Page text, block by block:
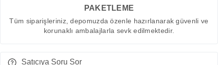
PAKETLEME
Tüm siparişleriniz, depomuzda özenle hazırlanarak güvenli ve
korunaklı ambalajlarla sevk edilmektedir.
Satıcıya Soru Sor